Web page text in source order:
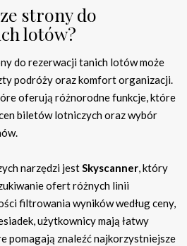
strony do
lotów?
do rezerwacji tanich lotów może
podróży oraz komfort organizacji.
oferują różnorodne funkcje, które
biletów lotniczych oraz wybór
narzędzi jestSkyscanner, który
ofert różnych linii
filtrowania wyników według ceny,
użytkownicy mają łatwy
pomagają znaleźć najkorzystniejsze